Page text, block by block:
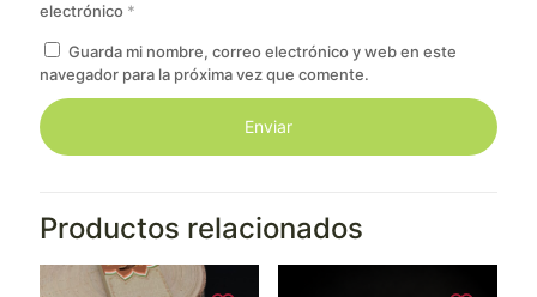
electrónico *
Guarda mi nombre, correo electrónico y web en este
navegador para la próxima vez que comente.
Productos relacionados